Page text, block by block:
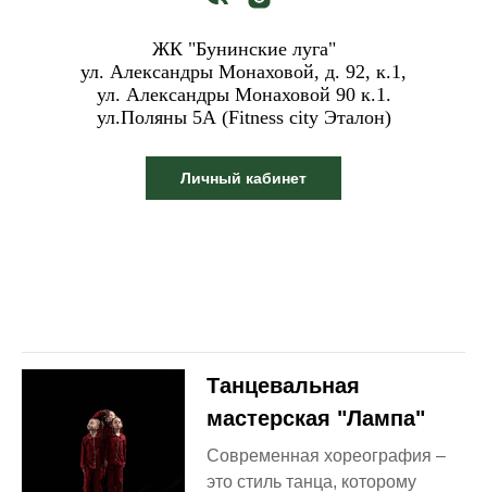
ЖК "Бунинские луга"
ул. Александры Монаховой, д. 92, к.1,
ул. Александры Монаховой 90 к.1.
ул.Поляны 5А (Fitness city Эталон)
Личный кабинет
Танцевальная
мастерская "Лампа"
Современная хореография –
это стиль танца, которому